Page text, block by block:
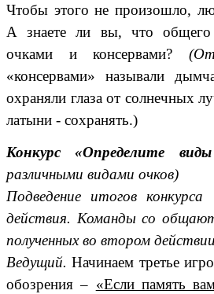
Чтобы этого не произошло,
А знаете ли вы, что
очками и консервами?
«консервами» называли
охраняли глаза от солнечных
латыни - сохранять.)
Конкурс «Определите
различными видами очков)
Подведение итогов
действия. Команды со общают
полученных во втором
Ведущий.Начинаем третье
обозрения – «Если память